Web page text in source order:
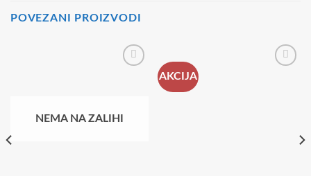
POVEZANI PROIZVODI
NEMA NA ZALIHI
AKCIJA